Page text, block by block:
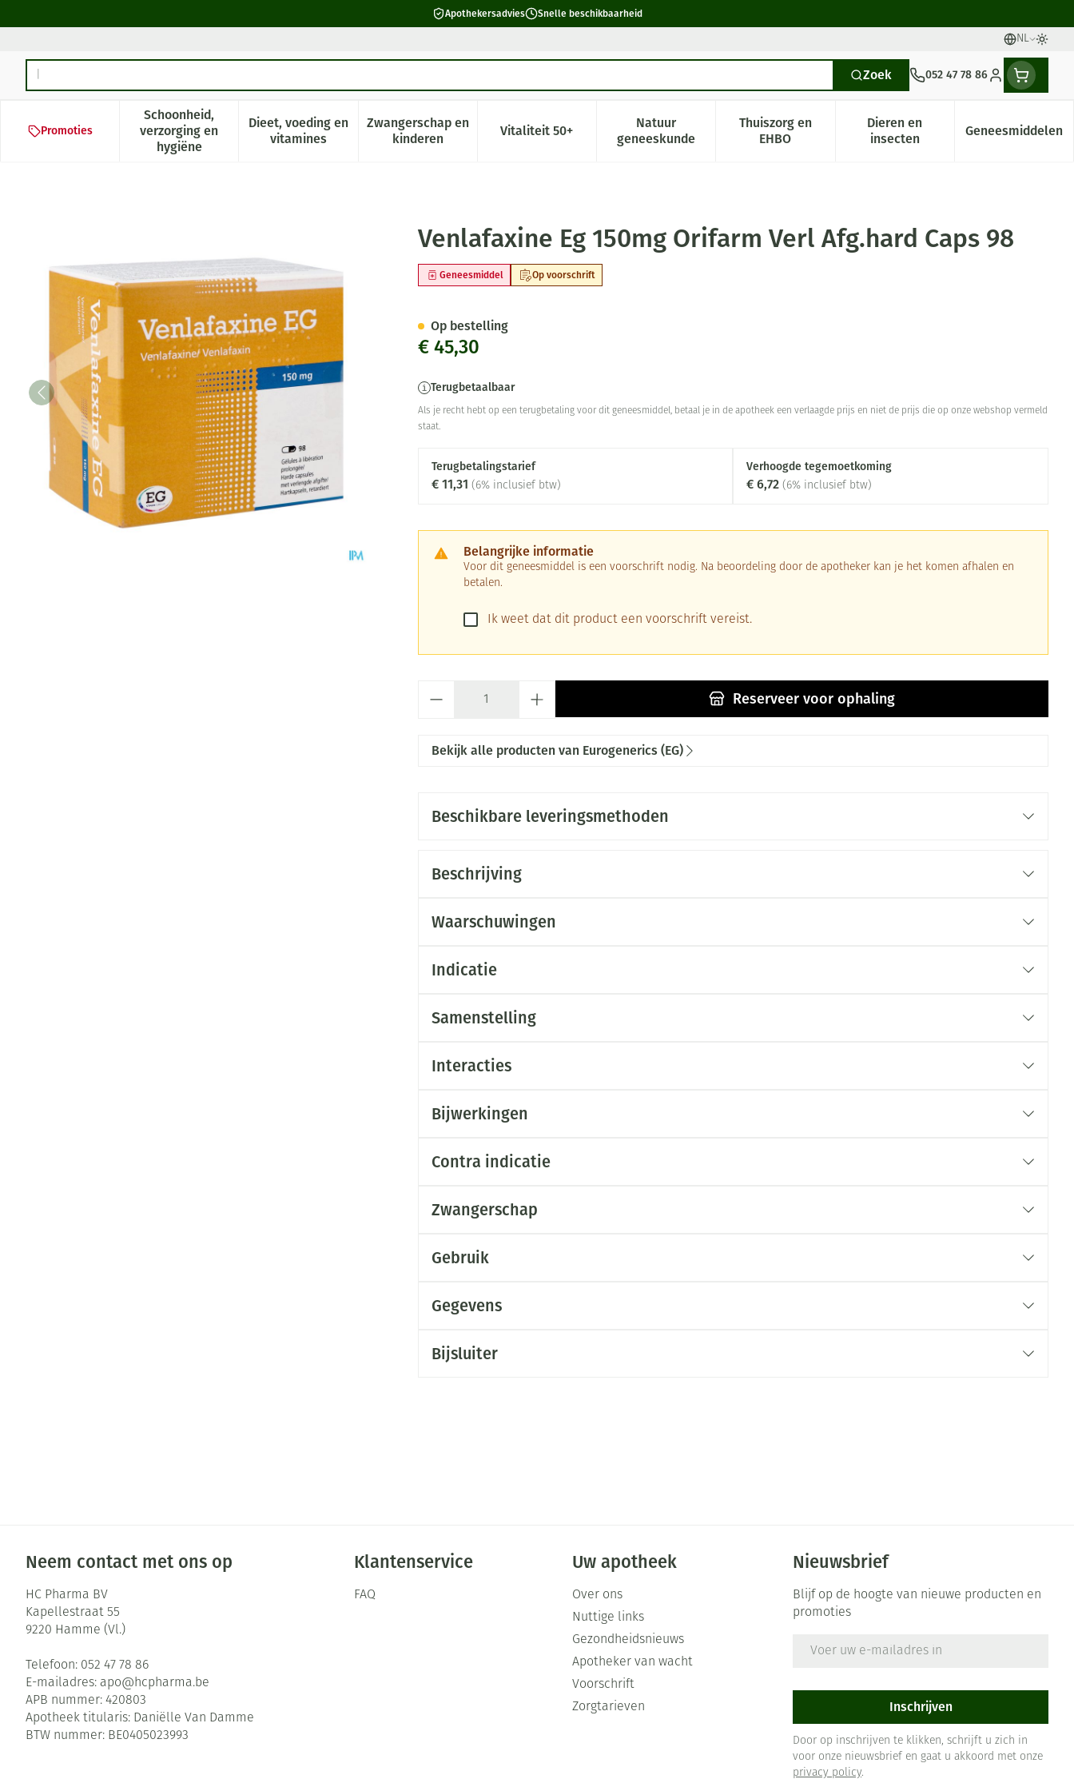
Apothekersadvies Snelle beschikbaarheid
NL
Talen
Product, merk, categorie... Zoek 052 47 78 86
Klant menu
Promoties
Schoonheid,
verzorging en
hygiëne
Toon submenu voor Schoonheid, verzorging en hygiëne categorie
Dieet, voeding en
vitaminesToon submenu voor Dieet, voeding en vitamines categorie
Zwangerschap en
kinderenToon submenu voor Zwangerschap en kinderen categorie
Vitaliteit 50+Toon submenu voor Vitaliteit 50+ categorie
Natuur
geneeskundeToon submenu voor Natuur geneeskunde categorie
Thuiszorg en
EHBOToon submenu voor Thuiszorg en EHBO categorie
Dieren en
insectenToon submenu voor Dieren en
Geneesmiddelen
Toon
Venlafaxine Eg 150mg Orifarm Verl Afg.hard Caps 98Venlafaxine Eg 150mg Orifarm Verl Afg.hard Caps 98
Op voorschrift
Geneesmiddel
€ 45,30
Terugbetaalbaar
Als je recht hebt op een terugbetaling voor dit geneesmiddel, betaal je in de apotheek een verlaagde prijs en niet de prijs die op onze webshop vermeld
staat.
Terugbetalingstarief
€ 11,31 (6% inclusief btw)
Verhoogde tegemoetkoming
€ 6,72 (6% inclusief btw)
Belangrijke informatie
Voor dit geneesmiddel is een voorschrift nodig. Na beoordeling door de apotheker kan je het komen afhalen en
betalen.
Ik weet dat dit product een voorschrift vereist.
Reserveervoor ophaling
Op bestelling
Bekijk alle producten van Eurogenerics (EG)
Beschikbare leveringsmethoden
Beschrijving
Waarschuwingen
Indicatie
Samenstelling
Interacties
Bijwerkingen
Contra indicatie
Zwangerschap
Gebruik
Gegevens
Bijsluiter
Neem contact met ons op
HC Pharma BV
Kapellestraat 55
9220 Hamme (Vl.)
Telefoon: 052 47 78 86
E-mailadres: apo@hcpharma.be
APB nummer: 420803
Apotheek titularis: Daniëlle Van Damme
BTW nummer: BE0405023993
Klantenservice
FAQ
Uw apotheek
Over ons
Nuttige links
Gezondheidsnieuws
Apotheker van wacht
Voorschrift
Zorgtarieven
Nieuwsbrief
Blijf op de hoogte van nieuwe producten en
promoties
Inschrijven
Door op inschrijven te klikken, schrijft u zich in
voor onze nieuwsbrief en gaat u akkoord met onze
privacy policy.